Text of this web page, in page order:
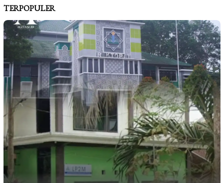
TERPOPULER